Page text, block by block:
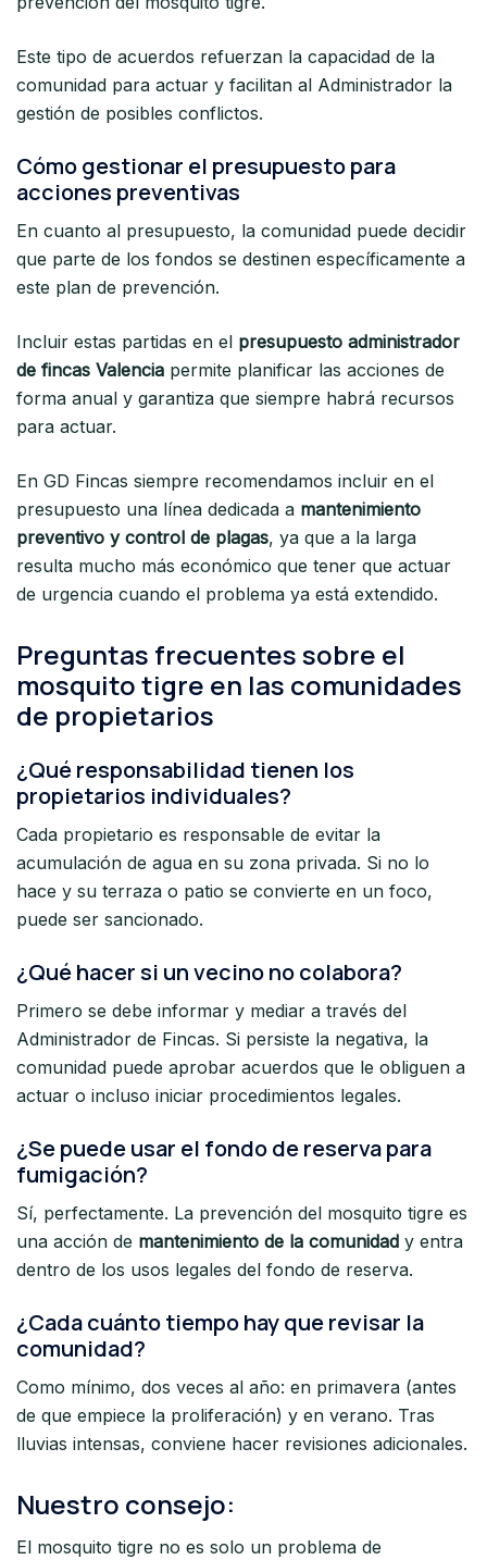
Este tipo de acuerdos refuerzan la capacidad de la
comunidad para actuar y facilitan al Administrador la
gestión de posibles conflictos.
Cómo gestionar el presupuesto para
acciones preventivas
En cuanto al presupuesto, la comunidad puede decidir
que parte de los fondos se destinen específicamente a
este plan de prevención.
Incluir estas partidas en el presupuesto administrador
de fincas Valencia permite planificar las acciones de
forma anual y garantiza que siempre habrá recursos
para actuar.
En GD Fincas siempre recomendamos incluir en el
presupuesto una línea dedicada a mantenimiento
preventivo y control de plagas, ya que a la larga
resulta mucho más económico que tener que actuar
de urgencia cuando el problema ya está extendido.
Preguntas frecuentes sobre el
mosquito tigre en las comunidades
de propietarios
¿Qué responsabilidad tienen los
propietarios individuales?
Cada propietario es responsable de evitar la
acumulación de agua en su zona privada. Si no lo
hace y su terraza o patio se convierte en un foco,
puede ser sancionado.
¿Qué hacer si un vecino no colabora?
Primero se debe informar y mediar a través del
Administrador de Fincas. Si persiste la negativa, la
comunidad puede aprobar acuerdos que le obliguen a
actuar o incluso iniciar procedimientos legales.
¿Se puede usar el fondo de reserva para
fumigación?
Sí, perfectamente. La prevención del mosquito tigre es
una acción de mantenimiento de la comunidad y entra
dentro de los usos legales del fondo de reserva.
¿Cada cuánto tiempo hay que revisar la
comunidad?
Como mínimo, dos veces al año: en primavera (antes
de que empiece la proliferación) y en verano. Tras
lluvias intensas, conviene hacer revisiones adicionales.
Nuestro consejo:
El mosquito tigre no es solo un problema de